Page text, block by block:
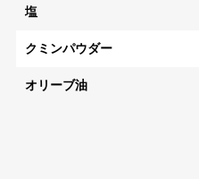
塩
クミンパウダー
オリーブ油